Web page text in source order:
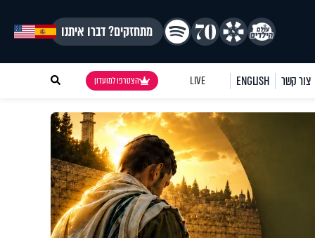
מתחזקים? דברו איתנו
צור קשר ENGLISH
LIVE הצטרפו למועדון